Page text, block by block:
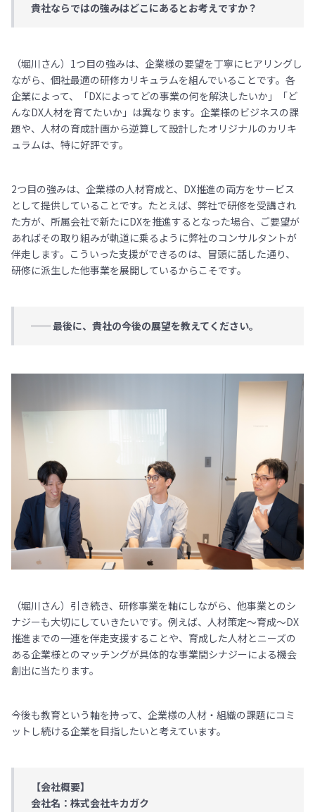
貴社ならではの強みはどこにあるとお考えですか？
（堀川さん）1つ目の強みは、企業様の要望を丁寧にヒアリングし
ながら、個社最適の研修カリキュラムを組んでいることです。各
企業によって、「DXによってどの事業の何を解決したいか」「ど
んなDX人材を育てたいか」は異なります。企業様のビジネスの課
題や、人材の育成計画から逆算して設計したオリジナルのカリキ
ュラムは、特に好評です。
2つ目の強みは、企業様の人材育成と、DX推進の両方をサービス
として提供していることです。たとえば、弊社で研修を受講され
た方が、所属会社で新たにDXを推進するとなった場合、ご要望が
あればその取り組みが軌道に乗るように弊社のコンサルタントが
伴走します。こういった支援ができるのは、冒頭に話した通り、
研修に派生した他事業を展開しているからこそです。
── 最後に、貴社の今後の展望を教えてください。
（堀川さん）引き続き、研修事業を軸にしながら、他事業とのシ
ナジーも大切にしていきたいです。例えば、人材策定～育成～DX
推進までの一連を伴走支援することや、育成した人材とニーズの
ある企業様とのマッチングが具体的な事業間シナジーによる機会
創出に当たります。
今後も教育という軸を持って、企業様の人材・組織の課題にコミ
ットし続ける企業を目指したいと考えています。
【会社概要】
会社名：株式会社キカガク